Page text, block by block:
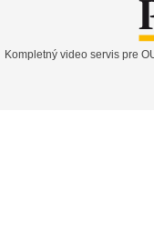
Kompletný video servis pre